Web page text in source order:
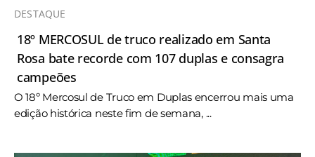
DESTAQUE
18º MERCOSUL de truco realizado em Santa
Rosa bate recorde com 107 duplas e consagra
campeões
O 18º Mercosul de Truco em Duplas encerrou mais uma
edição histórica neste fim de semana, ...